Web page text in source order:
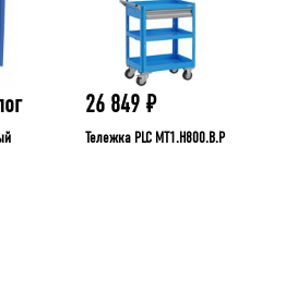
26 849 ₽
Тележка PLC МT1.H800.В.Р